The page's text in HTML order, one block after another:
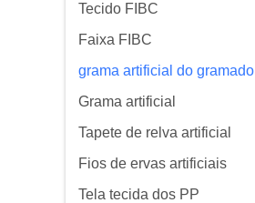
Tecido FIBC
Faixa FIBC
grama artificial do gramado
Grama artificial
Tapete de relva artificial
Fios de ervas artificiais
Tela tecida dos PP